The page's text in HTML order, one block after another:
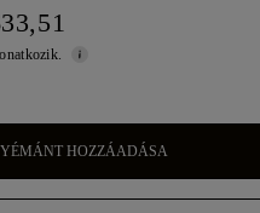
HOZZÁADÁSA